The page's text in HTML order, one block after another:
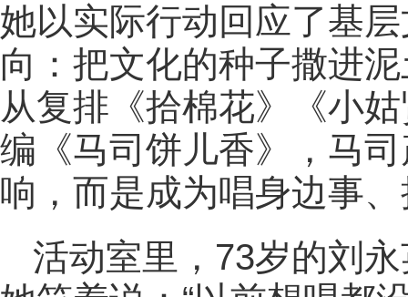
她以实际行动回应了基
向：把文化的种子撒进
从复排《拾棉花》《小
编《马司饼儿香》，马
响，而是成为唱身边事
活动室里，73岁的刘